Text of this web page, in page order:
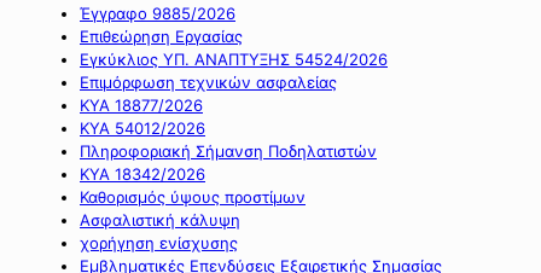
Έγγραφο 9885/2026
Επιθεώρηση Εργασίας
Εγκύκλιος ΥΠ. ΑΝΑΠΤΥΞΗΣ 54524/2026
Επιμόρφωση τεχνικών ασφαλείας
ΚΥΑ 18877/2026
ΚΥΑ 54012/2026
Πληροφοριακή Σήμανση Ποδηλατιστών
ΚΥΑ 18342/2026
Καθορισμός ύψους προστίμων
Ασφαλιστική κάλυψη
χορήγηση ενίσχυσης
Εμβληματικές Επενδύσεις Εξαιρετικής Σημασίας